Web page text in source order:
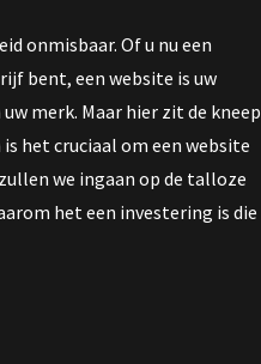
onmisbaar. Of u nu een
bent, een website is uw
merk. Maar hier zit de kneep
het cruciaal om een website
we ingaan op de talloze
het een investering is die